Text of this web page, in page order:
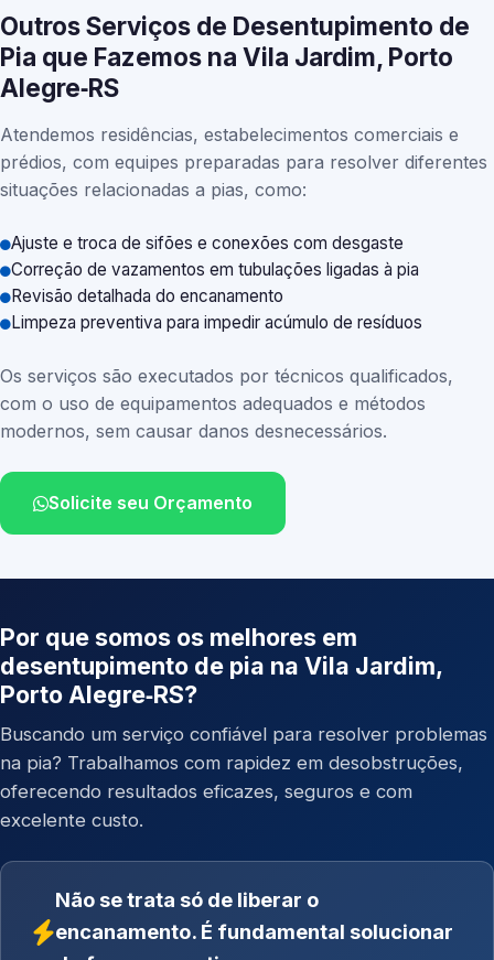
Outros Serviços de Desentupimento de
Pia que Fazemos na Vila Jardim, Porto
Alegre‑RS
Atendemos residências, estabelecimentos comerciais e
prédios, com equipes preparadas para resolver diferentes
situações relacionadas a pias, como:
Ajuste e troca de sifões e conexões com desgaste
Correção de vazamentos em tubulações ligadas à pia
Revisão detalhada do encanamento
Limpeza preventiva para impedir acúmulo de resíduos
Os serviços são executados por técnicos qualificados,
com o uso de equipamentos adequados e métodos
modernos, sem causar danos desnecessários.
Solicite seu Orçamento
Por que somos os melhores em
desentupimento de pia na Vila Jardim,
Porto Alegre‑RS?
Buscando um serviço confiável para resolver problemas
na pia? Trabalhamos com rapidez em desobstruções,
oferecendo resultados eficazes, seguros e com
excelente custo.
Não se trata só de liberar o
encanamento. É fundamental solucionar